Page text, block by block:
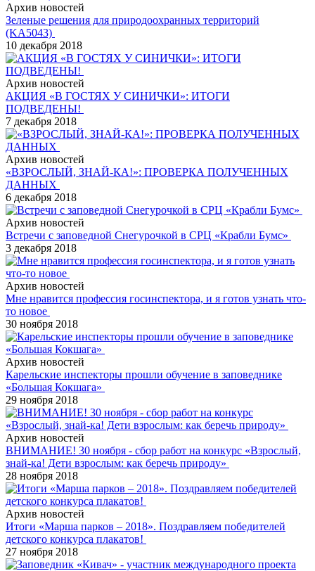
Архив новостей
Зеленые решения для природоохранных территорий
(KA5043)
10 декабря 2018
Архив новостей
АКЦИЯ «В ГОСТЯХ У СИНИЧКИ»: ИТОГИ
ПОДВЕДЕНЫ!
7 декабря 2018
Архив новостей
«ВЗРОСЛЫЙ, ЗНАЙ-КА!»: ПРОВЕРКА ПОЛУЧЕННЫХ
ДАННЫХ
6 декабря 2018
Архив новостей
Встречи с заповедной Снегурочкой в СРЦ «Крабли Бумс»
3 декабря 2018
Архив новостей
Мне нравится профессия госинспектора, и я готов узнать что-
то новое
30 ноября 2018
Архив новостей
Карельские инспекторы прошли обучение в заповеднике
«Большая Кокшага»
29 ноября 2018
Архив новостей
ВНИМАНИЕ! 30 ноября - сбор работ на конкурс «Взрослый,
знай-ка! Дети взрослым: как беречь природу»
28 ноября 2018
Архив новостей
Итоги «Марша парков – 2018». Поздравляем победителей
детского конкурса плакатов!
27 ноября 2018